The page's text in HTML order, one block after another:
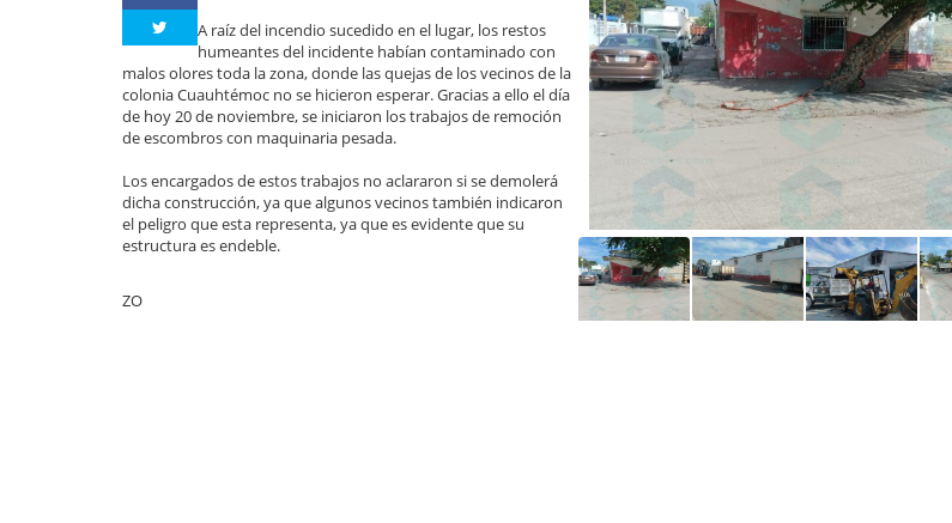
A raíz del incendio sucedido en el lugar, los restos
humeantes del incidente habían contaminado con
malos olores toda la zona, donde las quejas de los vecinos de la
colonia Cuauhtémoc no se hicieron esperar. Gracias a ello el día
de hoy 20 de noviembre, se iniciaron los trabajos de remoción
de escombros con maquinaria pesada.
Los encargados de estos trabajos no aclararon si se demolerá
dicha construcción, ya que algunos vecinos también indicaron
el peligro que esta representa, ya que es evidente que su
estructura es endeble.
ZO